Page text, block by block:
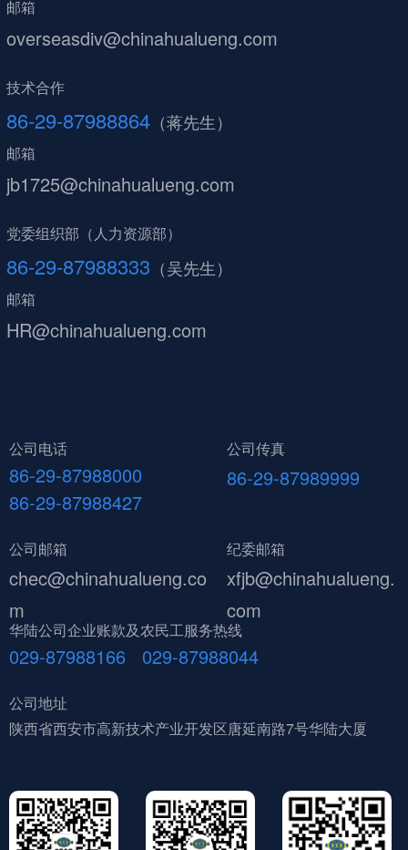
公司电话
86-29-87988000
86-29-87988427
公司邮箱
chec@chinahualueng.co
m
纪委邮箱
xfjb@chinahualueng.
com
公司地址
陕西省西安市高新技术产业开发区唐延南路7号华陆大厦
华陆公司企业账款及农民工服务热线
029-87988166 029-87988044
邮箱
overseasdiv@chinahualueng.com
党委组织部（人力资源部）
86-29-87988333 （吴先生）
邮箱
HR@chinahualueng.com
技术合作
86-29-87988864 （蒋先生）
邮箱
jb1725@chinahualueng.com
公司传真
86-29-87989999